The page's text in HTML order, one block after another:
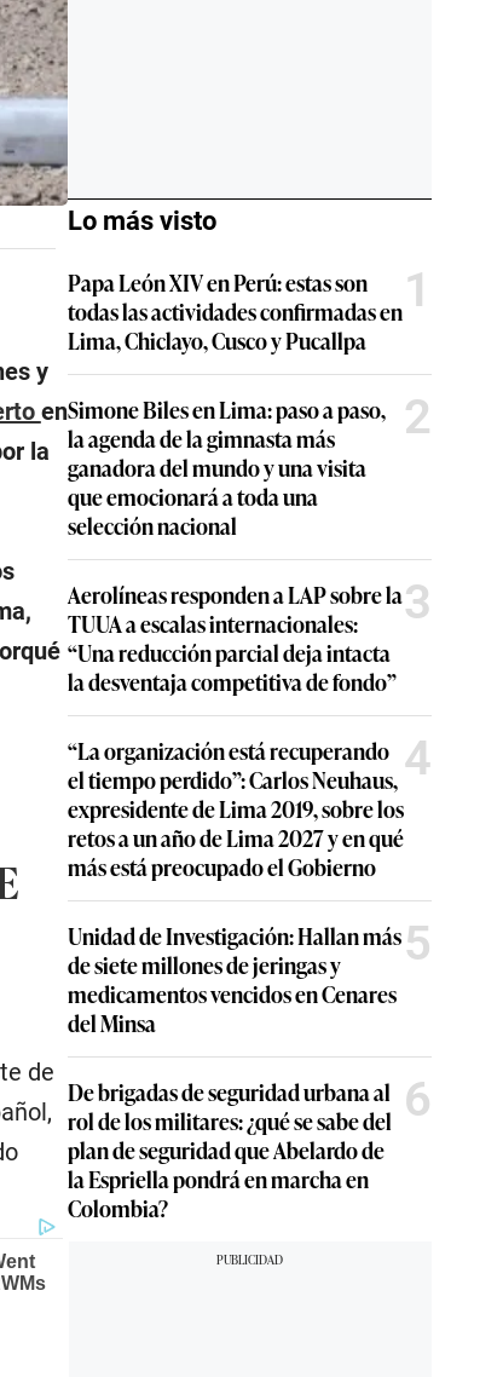
y
en
la
de
Lo más visto
Papa León XIV en Perú: estas son
todas las actividades confirmadas en
Lima, Chiclayo, Cusco y Pucallpa
1
Simone Biles en Lima: paso a paso,
la agenda de la gimnasta más
ganadora del mundo y una visita
que emocionará a toda una
selección nacional
2
Aerolíneas responden a LAP sobre la
TUUA a escalas internacionales:
“Una reducción parcial deja intacta
la desventaja competitiva de fondo”
3
“La organización está recuperando
el tiempo perdido”: Carlos Neuhaus,
expresidente de Lima 2019, sobre los
retos a un año de Lima 2027 y en qué
más está preocupado el Gobierno
4
Unidad de Investigación: Hallan más
de siete millones de jeringas y
medicamentos vencidos en Cenares
del Minsa
5
De brigadas de seguridad urbana al
rol de los militares: ¿qué se sabe del
plan de seguridad que Abelardo de
la Espriella pondrá en marcha en
Colombia?
6